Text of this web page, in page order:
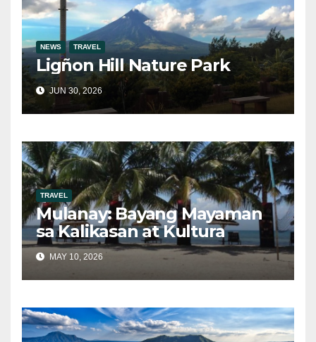
NEWS TRAVEL
Ligñon Hill Nature Park
JUN 30, 2026
TRAVEL
Mulanay: Bayang Mayaman
sa Kalikasan at Kultura
MAY 10, 2026